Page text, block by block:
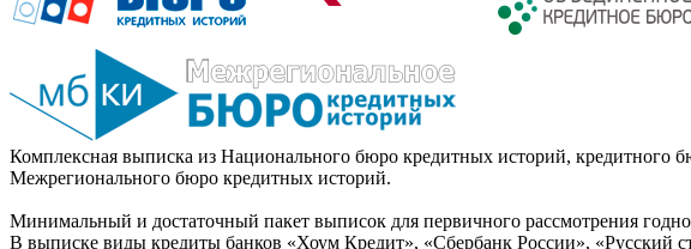
Комплексная выписка из Национального бюро кредитных историй,
Межрегионального бюро кредитных историй.
Минимальный и достаточный пакет выписок для первичного рассмотрения
В выписке виды кредиты банков «Хоум Кредит», «Сбербанк России», «Русский